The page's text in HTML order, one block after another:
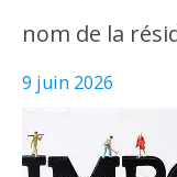
nom de la
9 juin 2026